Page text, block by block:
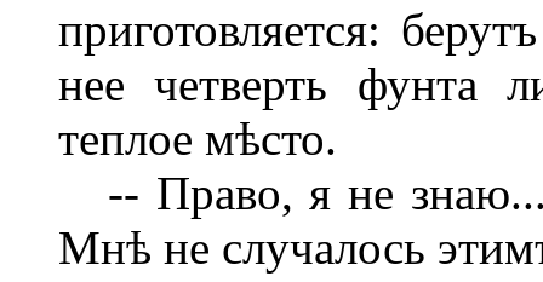
приготовляется:
нее четверть фунта
теплое мѣсто.
-- Право, я не
Мнѣ не случалось